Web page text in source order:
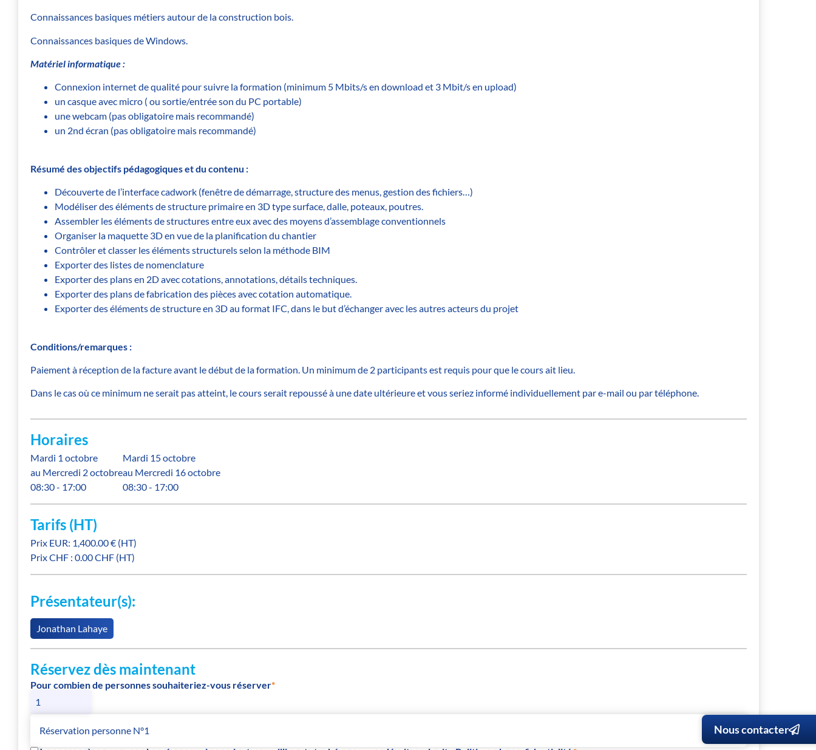
Nous contacter
Connaissances basiques métiers autour de la construction bois.
Connaissances basiques de Windows.
Matériel informatique :
Connexion internet de qualité pour suivre la formation (minimum 5 Mbits/s en download et 3 Mbit/s en upload)
un casque avec micro ( ou sortie/entrée son du PC portable)
une webcam (pas obligatoire mais recommandé)
un 2nd écran (pas obligatoire mais recommandé)
Résumé des objectifs pédagogiques et du contenu :
Découverte de l’interface cadwork (fenêtre de démarrage, structure des menus, gestion des fichiers…)
Modéliser des éléments de structure primaire en 3D type surface, dalle, poteaux, poutres.
Assembler les éléments de structures entre eux avec des moyens d’assemblage conventionnels
Organiser la maquette 3D en vue de la planification du chantier
Contrôler et classer les éléments structurels selon la méthode BIM
Exporter des listes de nomenclature
Exporter des plans en 2D avec cotations, annotations, détails techniques.
Exporter des plans de fabrication des pièces avec cotation automatique.
Exporter des éléments de structure en 3D au format IFC, dans le but d’échanger avec les autres acteurs du projet
Conditions/remarques :
Paiement à réception de la facture avant le début de la formation. Un minimum de 2 participants est requis pour que le cours ait lieu.
Dans le cas où ce minimum ne serait pas atteint, le cours serait repoussé à une date ultérieure et vous seriez informé individuellement par e-mail ou par téléphone.
Horaires
Mardi 1 octobre
au Mercredi 2 octobre
08:30- 17:00
Mardi 15 octobre
au Mercredi 16 octobre
08:30- 17:00
Tarifs (HT)
Prix EUR: 1,400.00 € (HT)
Prix CHF : 0.00 CHF (HT)
Présentateur(s):
Jonathan Lahaye
Réservez dès maintenant
Pour combien de personnes souhaiteriez-vous réserver
Réservation personne N°1